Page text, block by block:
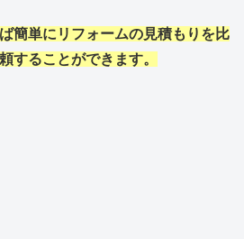
簡単にリフォームの見積もりを比
することができます。